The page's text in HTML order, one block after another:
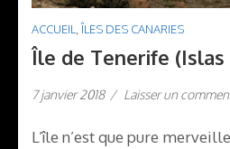
ACCUEIL, ÎLES DES CANARIES
Île de Tenerife (Islas
7 janvier 2018 / Laisser un
L’île n’est que pure